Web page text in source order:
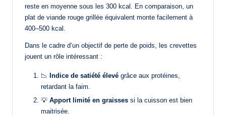
reste en moyenne sous les 300 kcal. En comparaison, un
plat de viande rouge grillée équivalent monte facilement à
400–500 kcal.
Dans le cadre d’un objectif de perte de poids, les crevettes
jouent un rôle intéressant :
📉 Indice de satiété élevé grâce aux protéines,
retardant la faim.
💡 Apport limité en graisses si la cuisson est bien
maitrisée.